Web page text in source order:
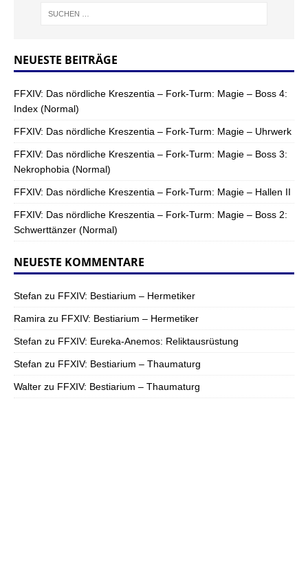
NEUESTE BEITRÄGE
FFXIV: Das nördliche Kreszentia – Fork-Turm: Magie – Boss 4:
Index (Normal)
FFXIV: Das nördliche Kreszentia – Fork-Turm: Magie – Uhrwerk
FFXIV: Das nördliche Kreszentia – Fork-Turm: Magie – Boss 3:
Nekrophobia (Normal)
FFXIV: Das nördliche Kreszentia – Fork-Turm: Magie – Hallen II
FFXIV: Das nördliche Kreszentia – Fork-Turm: Magie – Boss 2:
Schwerttänzer (Normal)
NEUESTE KOMMENTARE
Stefan zu FFXIV: Bestiarium – Hermetiker
Ramira zu FFXIV: Bestiarium – Hermetiker
Stefan zu FFXIV: Eureka-Anemos: Reliktausrüstung
Stefan zu FFXIV: Bestiarium – Thaumaturg
Walter zu FFXIV: Bestiarium – Thaumaturg